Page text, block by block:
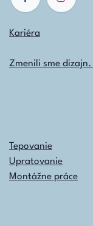
Kariéra
Zmenili sme
Tepovanie
Upratovanie
Montážne práce